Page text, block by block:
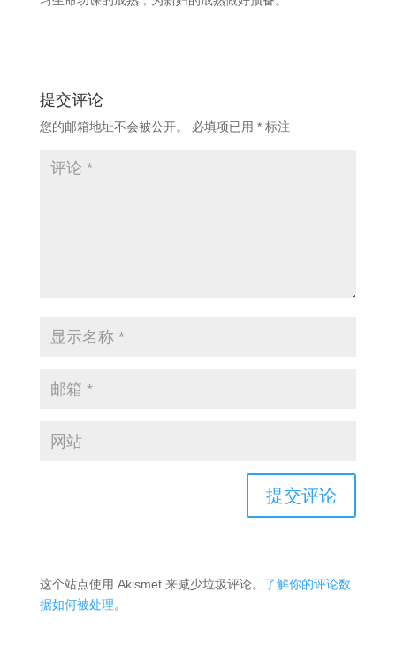
提交评论
您的邮箱地址不会被公开。 必填项已用 *标注
这个站点使用 Akismet 来减少垃圾评论。 了解你的评论数
据如何被处理。